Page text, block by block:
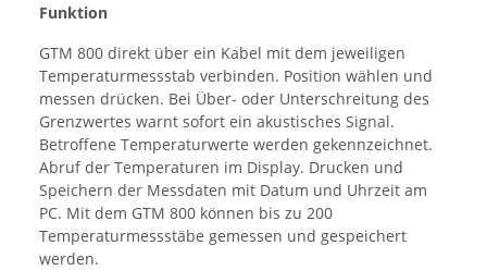
Funktion
GTM 800 direkt über ein Kabel mit dem jeweiligen
Temperaturmessstab verbinden. Position wählen und
messen drücken. Bei Über- oder Unterschreitung des
Grenzwertes warnt sofort ein akustisches Signal.
Betroffene Temperaturwerte werden gekennzeichnet.
Abruf der Temperaturen im Display. Drucken und
Speichern der Messdaten mit Datum und Uhrzeit am
PC. Mit dem GTM 800 können bis zu 200
Temperaturmessstäbe gemessen und gespeichert
werden.